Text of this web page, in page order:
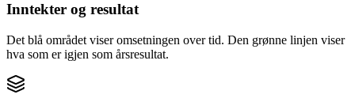
Inntekter og resultat
Det blå området viser omsetningen over tid. Den grønne linjen viser
hva som er igjen som årsresultat.